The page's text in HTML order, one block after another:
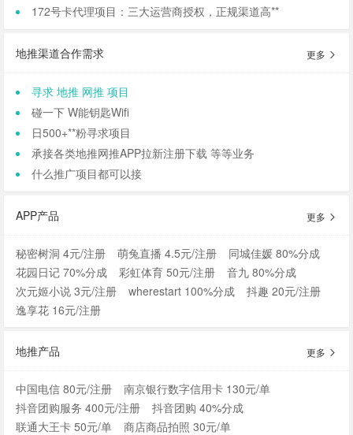
172号卡代理项目：三大运营商授权，正规渠道高**
地推渠道合作需求 更多
寻求 地推 网推 项目
碰一下 W能钥匙Wifi
日500+**粉寻求项目
承接各类地推网推APP拉新注册下载 等等业务
什么推广项目都可以接
APP产品 更多
秘密树洞 4元/注册 萌兔直播 4.5元/注册
同城佳媛 80%分成
花园日记 70%分成
彩虹体育 50元/注册
音九 80%分成
次元姬小说 3元/注册
wherestart 100%分成
抖趣 20元/注册
逸享花 16元/注册
地推产品 更多
中国电信 80元/注册
南京银行数字信用卡 130元/单
抖音团购服务 400元/注册
抖音团购 40%分成
联通大王卡 50元/单
商店商品拍照 30元/单